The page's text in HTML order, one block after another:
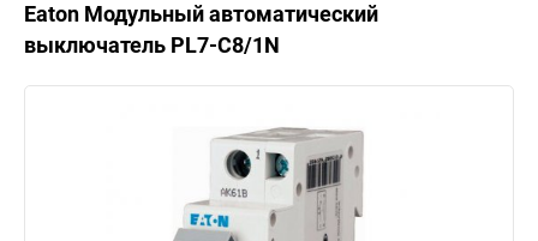
Eaton Модульный автоматический
выключатель PL7-C8/1N